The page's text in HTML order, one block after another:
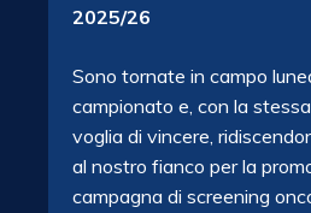
2025/26
Sono tornate in campo
campionato e, con la
voglia di vincere,
al nostro fianco per la
campagna di screening